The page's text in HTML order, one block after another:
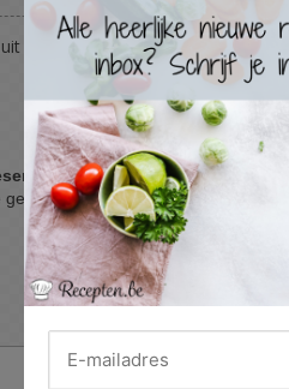
de bakvorm te halen. Smakelijk!
, een ingrediënt dat een
Het is bovendien een